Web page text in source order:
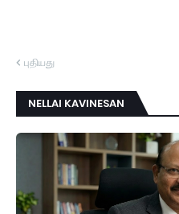
புதியது
NELLAI KAVINESAN